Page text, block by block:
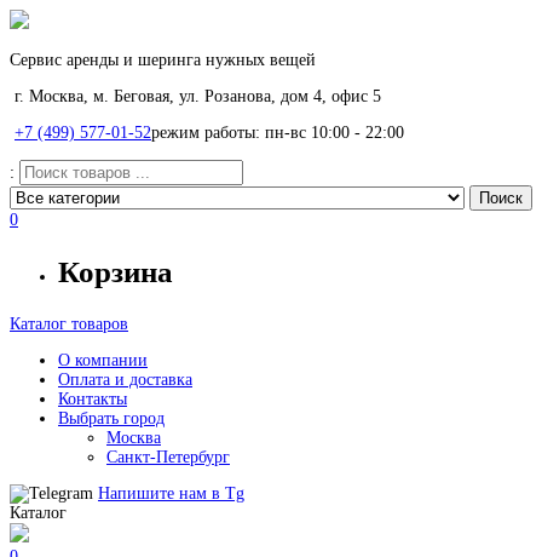
Сервис аренды и шеринга нужных вещей
г. Москва, м. Беговая, ул. Розанова, дом 4, офис 5
+7 (499) 577-01-52режим работы: пн-вс 10:00 - 22:00
:
0
Корзина
Каталог товаров
О компании
Оплата и доставка
Контакты
Выбрать город
Москва
Санкт-Петербург
Напишите нам в Tg
Каталог